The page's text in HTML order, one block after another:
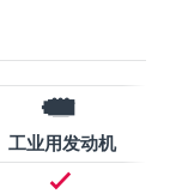
工业用发动机